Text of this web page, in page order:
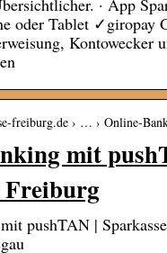
· App
oder Tablet ✓giropay
Kontowecker
freiburg.de › … › Online-
mit
Freiburg
pushTAN |